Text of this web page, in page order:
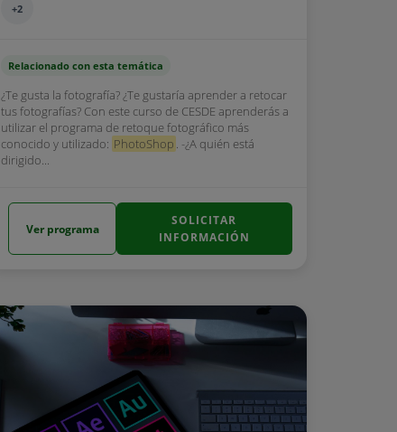
+2
Relacionado con esta temática
¿Te gusta la fotografía? ¿Te gustaría aprender a retocar
tus fotografías? Con este curso de CESDE aprenderás a
utilizar el programa de retoque fotográfico más
conocido y utilizado: PhotoShop . -¿A quién está
dirigido...
Ver programa
SOLICITAR
INFORMACIÓN